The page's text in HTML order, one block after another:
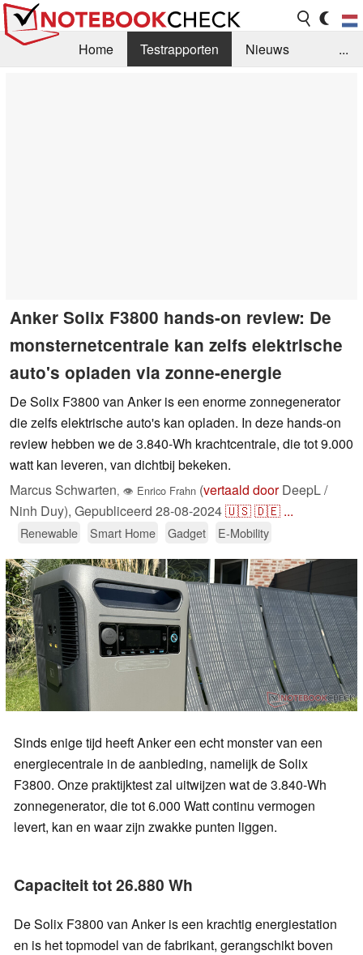
Home Testrapporten
Nieuws
...
Anker Solix F3800 hands-on review: De
monsternetcentrale kan zelfs elektrische
auto's opladen via zonne-energie
De Solix F3800 van Anker is een enorme zonnegenerator
die zelfs elektrische auto's kan opladen. In deze hands-on
review hebben we de 3.840-Wh krachtcentrale, die tot 9.000
watt kan leveren, van dichtbij bekeken.
Marcus Schwarten, 👁 Enrico Frahn (vertaald doorDeepL /
Ninh Duy), Gepubliceerd 28-08-2024🇺🇸🇩🇪 ...
Renewable Smart Home Gadget E-Mobility
Sinds enige tijd heeft Anker een echt monster van een
energiecentrale in de aanbieding, namelijk de Solix
F3800. Onze praktijktest zal uitwijzen wat de 3.840-Wh
zonnegenerator, die tot 6.000 Watt continu vermogen
levert, kan en waar zijn zwakke punten liggen.
Capaciteit tot 26.880 Wh
De Solix F3800 van Anker is een krachtig energiestation
en is het topmodel van de fabrikant, gerangschikt boven